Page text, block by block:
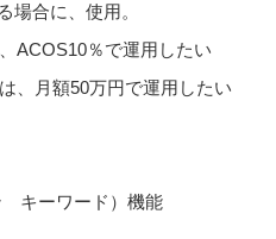
場合に、使用。
ACOS10％で運用したい
月額50万円で運用したい
キーワード）機能